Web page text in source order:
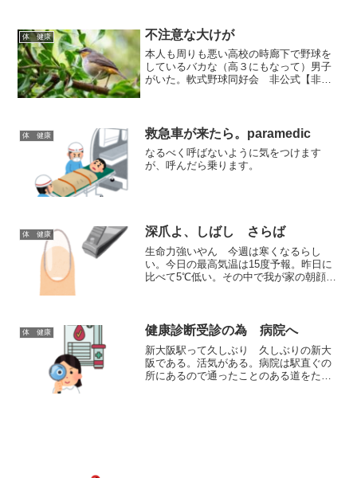
い。暇な私が自転車にメロンを乗せて母
と友達Fさんちに歩いていく...
体 健康 不注意な大けが
本人も周りも悪い高校の時廊下で野球を
しているバカな（高３にもなって）男子
がいた。軟式野球同好会 非公式【非硬
（男性・剣道部顧問渋くて...
体 健康 救急車が来たら。paramedic
なるべく呼ばないように気をつけます
が、呼んだら乗ります。
体 健康 深爪よ、しばし さらば
生命力強いやん 今週は寒くなるらし
い。今日の最高気温は15度予報。昨日に
比べて5℃低い。その中で我が家の朝顔は
が緑のままの物の中に（...
体 健康 健康診断受診の為 病院へ
新大阪駅って久しぶり 久しぶりの新大
阪である。活気がある。病院は駅直ぐの
所にあるので通ったことのある道をたど